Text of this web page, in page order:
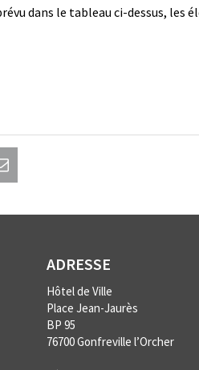
dans le tableau ci-dessus, les
ADRESSE
Hôtel de Ville
Place Jean-Jaurès
BP 95
76700 Gonfreville l’Orcher